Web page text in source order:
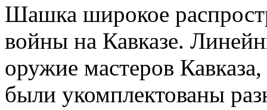
Шашка широкое
войны на Кавказе.
оружие мастеров
были укомплектованы